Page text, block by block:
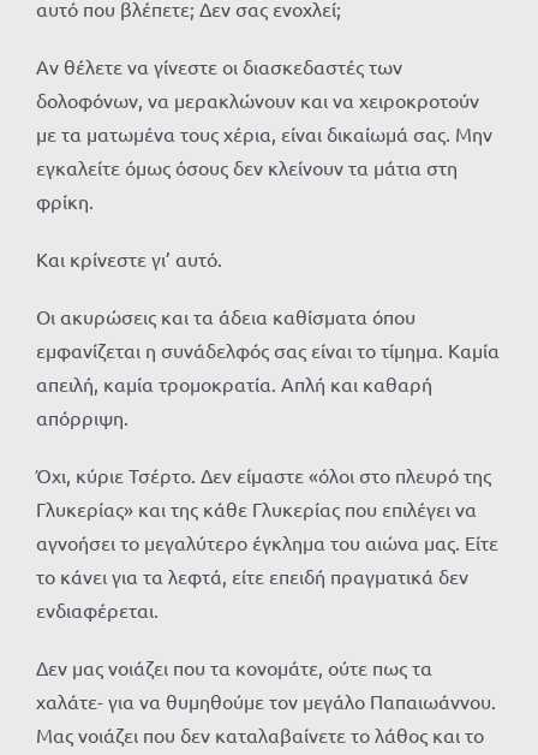
αυτό που βλέπετε; Δεν σας ενοχλεί;
Αν θέλετε να γίνεστε οι διασκεδαστές των
δολοφόνων, να μερακλώνουν και να χειροκροτούν
με τα ματωμένα τους χέρια, είναι δικαίωμά σας. Μην
εγκαλείτε όμως όσους δεν κλείνουν τα μάτια στη
φρίκη.
Και κρίνεστε γι’ αυτό.
Οι ακυρώσεις και τα άδεια καθίσματα όπου
εμφανίζεται η συνάδελφός σας είναι το τίμημα. Καμία
απειλή, καμία τρομοκρατία. Απλή και καθαρή
απόρριψη.
Όχι, κύριε Τσέρτο. Δεν είμαστε «όλοι στο πλευρό της
Γλυκερίας» και της κάθε Γλυκερίας που επιλέγει να
αγνοήσει το μεγαλύτερο έγκλημα του αιώνα μας. Είτε
το κάνει για τα λεφτά, είτε επειδή πραγματικά δεν
ενδιαφέρεται.
Δεν μας νοιάζει που τα κονομάτε, ούτε πως τα
χαλάτε- για να θυμηθούμε τον μεγάλο Παπαιωάννου.
Μας νοιάζει που δεν καταλαβαίνετε το λάθος και το